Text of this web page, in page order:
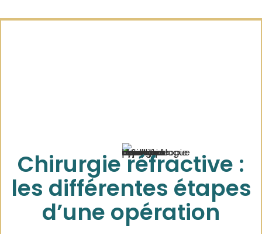
Chirurgie réfractive :
les différentes étapes
d’une opération